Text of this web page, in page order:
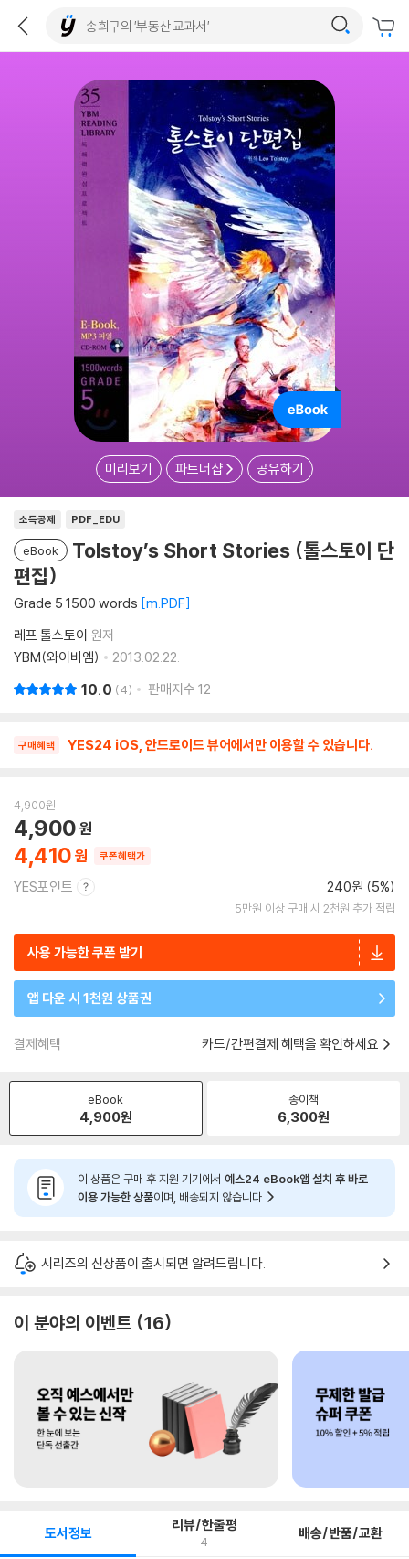
미리보기 파트너샵 공유하기
소득공제 PDF_EDU
eBook
Tolstoy’s Short Stories (톨스토이 단
편집)
Grade 5 1500 words m.PDF
레프 톨스토이 원저
YBM(와이비엠)
2013.02.22.
10.0 4 판매지수 12
구매혜택 YES24 iOS, 안드로이드 뷰어에서만 이용할 수 있습니다.
4,900원
4,410
4,900
쿠폰혜택가
YES포인트 240원 (5%)
5만원 이상 구매 시 2천원 추가 적립
사용 가능한 쿠폰 받기
앱 다운 시 1천원 상품권
결제혜택 카드/간편결제 혜택을 확인하세요
eBook
4,900원
종이책
6,300원
이 상품은 구매 후 지원 기기에서 예스24 eBook앱 설치 후 바로
이용 가능한 상품이며, 배송되지 않습니다.
시리즈의 신상품이 출시되면 알려드립니다.
이 분야의 이벤트 16
도서정보 리뷰/한줄평
4 배송/반품/교환